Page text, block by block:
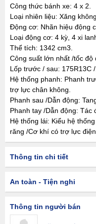
Công thức bánh xe: 4 x 2.
Loại nhiên liệu: Xăng
Động cơ: Nhãn hiệu động
Loại động cơ: 4 kỳ, 4 xi
Thể tích: 1342 cm3.
Công suất lớn nhất /tốc độ
Lốp trước / sau: 175R13C /
Hệ thống phanh: Phanh
trợ lực chân không.
Phanh sau /Dẫn động:
Phanh tay /Dẫn động: Tác
Hệ thống lái: Kiểu hệ
răng /Cơ khí có trợ lực điện.
Thông tin chi tiết
An toàn - Tiện nghi
Thông tin người bán